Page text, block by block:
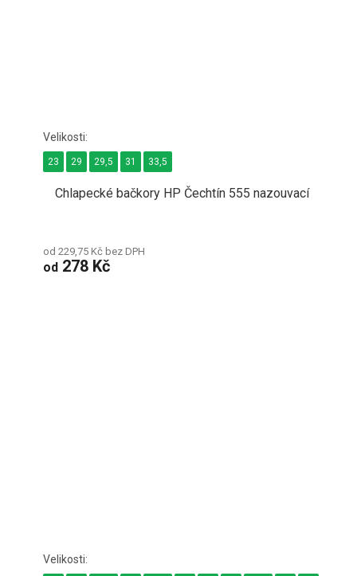
Chlapecké bačkory HP Čechtín 555 nazouvací
od 229,75 Kč bez DPH
od 278 Kč
23 29 29,5 31 33,5